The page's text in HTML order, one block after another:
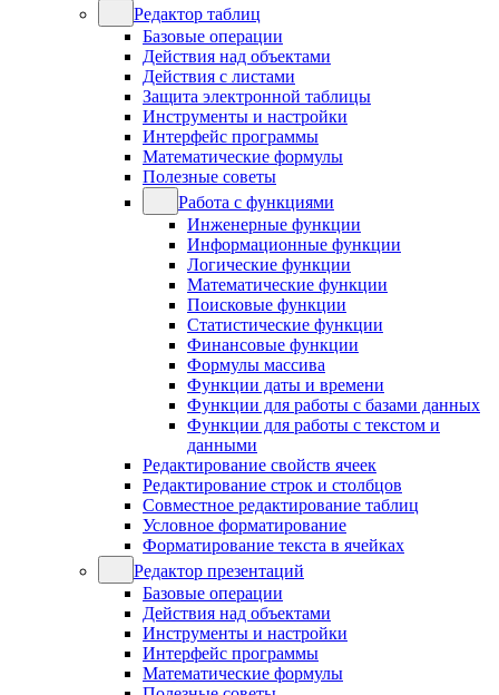
Редактор таблиц
Базовые операции
Действия над объектами
Действия с листами
Защита электронной таблицы
Инструменты и настройки
Интерфейс программы
Математические формулы
Полезные советы
Работа с функциями
Инженерные функции
Информационные функции
Логические функции
Математические функции
Поисковые функции
Статистические функции
Финансовые функции
Формулы массива
Функции даты и времени
Функции для работы с базами данных
Функции для работы с текстом и
данными
Редактирование свойств ячеек
Редактирование строк и столбцов
Совместное редактирование таблиц
Условное форматирование
Форматирование текста в ячейках
Редактор презентаций
Базовые операции
Действия над объектами
Инструменты и настройки
Интерфейс программы
Математические формулы